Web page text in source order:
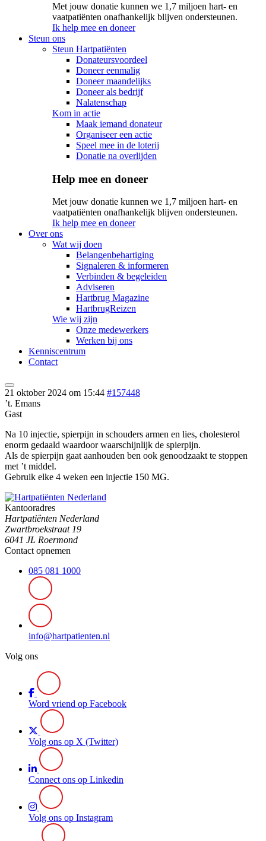
Met jouw donatie kunnen we 1,7 miljoen hart- en
vaatpatiënten onafhankelijk blijven ondersteunen.
Ik help mee en doneer
Steun ons
Steun Hartpatiënten
Donateursvoordeel
Doneer eenmalig
Doneer maandelijks
Doneer als bedrijf
Nalatenschap
Kom in actie
Maak iemand donateur
Organiseer een actie
Speel mee in de loterij
Donatie na overlijden
Help mee en doneer
Met jouw donatie kunnen we 1,7 miljoen hart- en
vaatpatiënten onafhankelijk blijven ondersteunen.
Ik help mee en doneer
Over ons
Wat wij doen
Belangenbehartiging
Signaleren & informeren
Verbinden & begeleiden
Adviseren
Hartbrug Magazine
HartbrugReizen
Wie wij zijn
Onze medewerkers
Werken bij ons
Kenniscentrum
Contact
21 oktober 2024 om 15:44 #157448
’t. Emans
Gast
Na 10 injectie, spierpijn in schouders armen en lies, cholesterol
enorm gedaald waardoor waarschijnlijk de spierpijn.
Als de spierpijn gaat aanhouden ben ook genoodzaakt te stoppen
met ’t middel.
Gebruik elke 4 weken een injectie 150 MG.
Kantooradres
Hartpatiënten Nederland
Zwartbroekstraat 19
6041 JL Roermond
Contact opnemen
085 081 1000
info@hartpatienten.nl
Volg ons
Word vriend op Facebook
Volg ons op X (Twitter)
Connect ons op Linkedin
Volg ons op Instagram